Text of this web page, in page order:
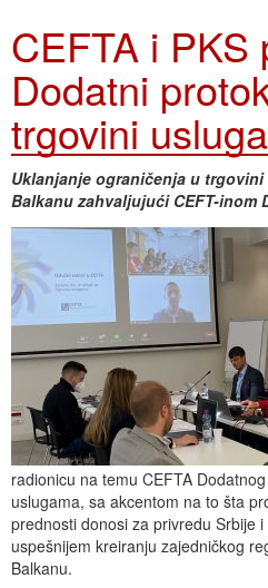
CEFTA i PKS
Dodatni
trgovini
Uklanjanje ograničenja u
Balkanu zahvaljujući CEFT-inom
radionicu na temu CEFTA
uslugama, sa akcentom na to šta
prednosti donosi za privredu Srbije
uspešnijem kreiranju zajedničkog
Balkanu.